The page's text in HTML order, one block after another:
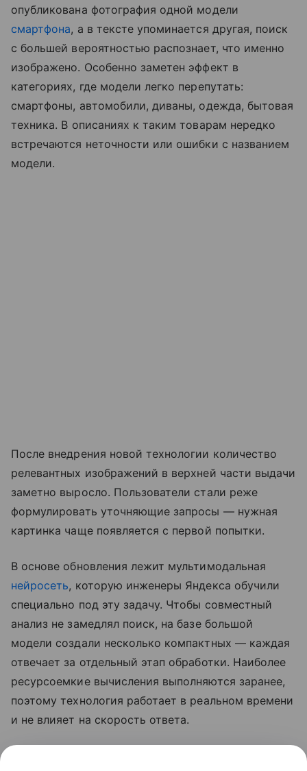
опубликована фотография одной модели
смартфона, а в тексте упоминается другая, поиск
с большей вероятностью распознает, что именно
изображено. Особенно заметен эффект в
категориях, где модели легко перепутать:
смартфоны, автомобили, диваны, одежда, бытовая
техника. В описаниях к таким товарам нередко
встречаются неточности или ошибки с названием
модели.
После внедрения новой технологии количество
релевантных изображений в верхней части выдачи
заметно выросло. Пользователи стали реже
формулировать уточняющие запросы — нужная
картинка чаще появляется с первой попытки.
В основе обновления лежит мультимодальная
нейросеть, которую инженеры Яндекса обучили
специально под эту задачу. Чтобы совместный
анализ не замедлял поиск, на базе большой
модели создали несколько компактных — каждая
отвечает за отдельный этап обработки. Наиболее
ресурсоемкие вычисления выполняются заранее,
поэтому технология работает в реальном времени
и не влияет на скорость ответа.